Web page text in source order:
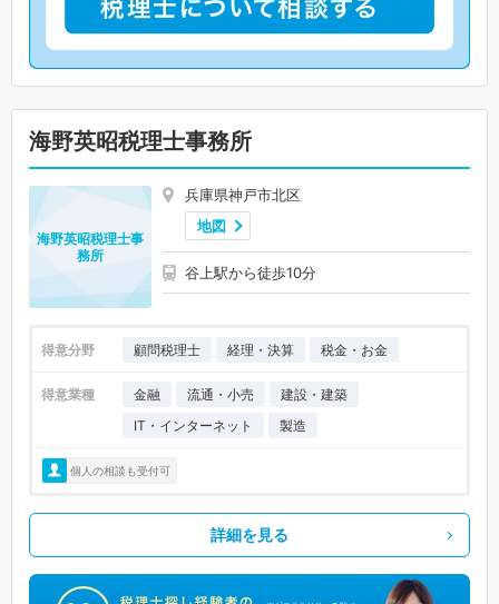
海野英昭税理士事務所
兵庫県神戸市北区
地図
谷上駅から徒歩10分
海野英昭税理士事
務所
得意分野 顧問税理士 経理・決算 税金・お金
得意業種 金融 流通・小売
建設・建築
IT・インターネット
製造
個人の相談も受付可
詳細を見る